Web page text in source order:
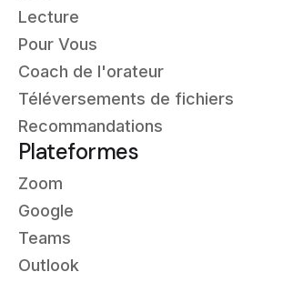
Lecture
Pour Vous
Coach de l'orateur
Téléversements de fichiers
Recommandations
Plateformes
Zoom
Google
Teams
Outlook